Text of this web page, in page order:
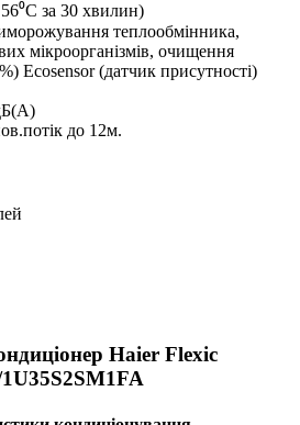
за 30 хвилин)
теплообмінника,
мікроорганізмів, очищення
Ecosensor (датчик присутності)
до 12м.
Haier Flexic